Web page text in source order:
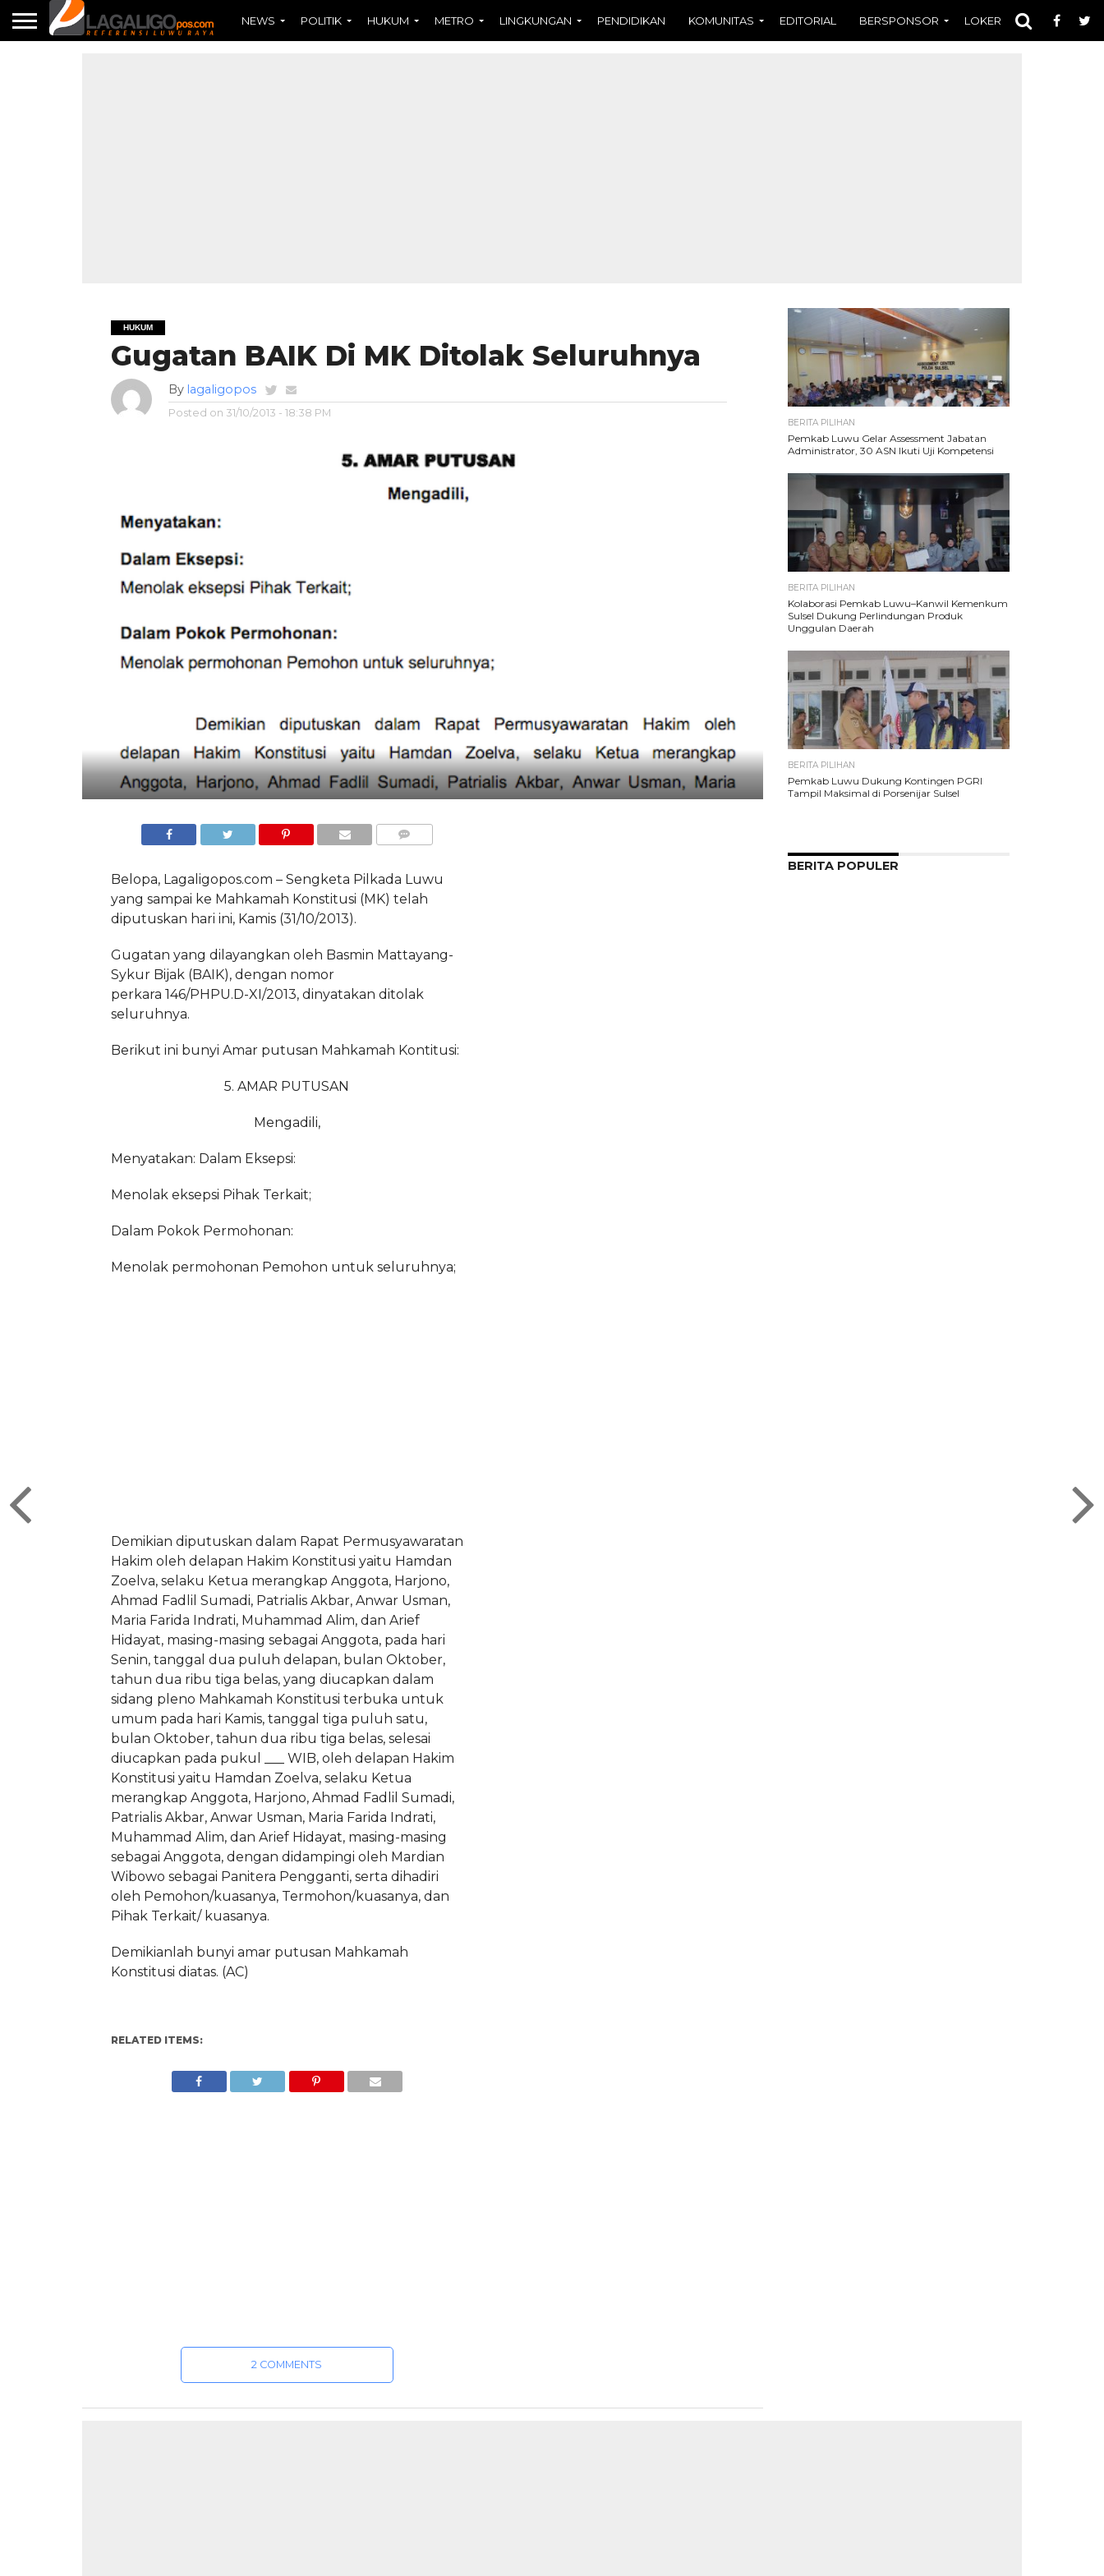
NEWS POLITIK HUKUM METRO LINGKUNGAN PENDIDIKAN KOMUNITAS EDITORIAL BERSPONSOR LOKER OPINI
HUKUM
Gugatan BAIK Di MK Ditolak Seluruhnya
By lagaligopos
Posted on 31/10/2013 - 18:38 PM
Belopa, Lagaligopos.com – Sengketa Pilkada Luwu
yang sampai ke Mahkamah Konstitusi (MK) telah
diputuskan hari ini, Kamis (31/10/2013).
Gugatan yang dilayangkan oleh Basmin Mattayang-
Sykur Bijak (BAIK), dengan nomor
perkara 146/PHPU.D-XI/2013, dinyatakan ditolak
seluruhnya.
Berikut ini bunyi Amar putusan Mahkamah Kontitusi:
5. AMAR PUTUSAN
Mengadili,
Menyatakan: Dalam Eksepsi:
Menolak eksepsi Pihak Terkait;
Dalam Pokok Permohonan:
Menolak permohonan Pemohon untuk seluruhnya;
Demikian diputuskan dalam Rapat Permusyawaratan
Hakim oleh delapan Hakim Konstitusi yaitu Hamdan
Zoelva, selaku Ketua merangkap Anggota, Harjono,
Ahmad Fadlil Sumadi, Patrialis Akbar, Anwar Usman,
Maria Farida Indrati, Muhammad Alim, dan Arief
Hidayat, masing-masing sebagai Anggota, pada hari
Senin, tanggal dua puluh delapan, bulan Oktober,
tahun dua ribu tiga belas, yang diucapkan dalam
sidang pleno Mahkamah Konstitusi terbuka untuk
umum pada hari Kamis, tanggal tiga puluh satu,
bulan Oktober, tahun dua ribu tiga belas, selesai
diucapkan pada pukul ___ WIB, oleh delapan Hakim
Konstitusi yaitu Hamdan Zoelva, selaku Ketua
merangkap Anggota, Harjono, Ahmad Fadlil Sumadi,
Patrialis Akbar, Anwar Usman, Maria Farida Indrati,
Muhammad Alim, dan Arief Hidayat, masing-masing
sebagai Anggota, dengan didampingi oleh Mardian
Wibowo sebagai Panitera Pengganti, serta dihadiri
oleh Pemohon/kuasanya, Termohon/kuasanya, dan
Pihak Terkait/ kuasanya.
Demikianlah bunyi amar putusan Mahkamah
Konstitusi diatas. (AC)
RELATED ITEMS:
2 COMMENTS
BERITA PILIHAN
Pemkab Luwu Gelar Assessment Jabatan
Administrator, 30 ASN Ikuti Uji Kompetensi
BERITA PILIHAN
Kolaborasi Pemkab Luwu–Kanwil Kemenkum
Sulsel Dukung Perlindungan Produk
Unggulan Daerah
BERITA PILIHAN
Pemkab Luwu Dukung Kontingen PGRI
Tampil Maksimal di Porsenijar Sulsel
BERITA POPULER